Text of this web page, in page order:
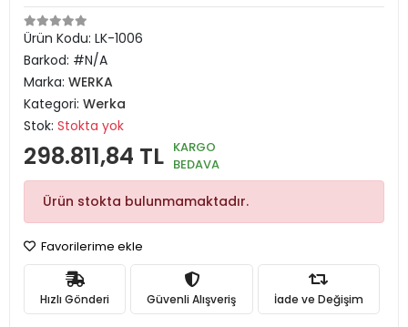
Ürün Kodu: LK-1006
Barkod: #N/A
Marka: WERKA
Kategori: Werka
Stok: Stokta yok
298.811,84 TL KARGO
BEDAVA
Ürün stokta bulunmamaktadır.
Favorilerime ekle
Hızlı Gönderi Güvenli Alışveriş İade ve Değişim